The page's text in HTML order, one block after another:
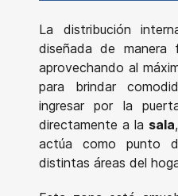
La distribución
diseñada de manera
aprovechando al
para brindar
ingresar por la
directamente a la sala
actúa como punto
distintas áreas del